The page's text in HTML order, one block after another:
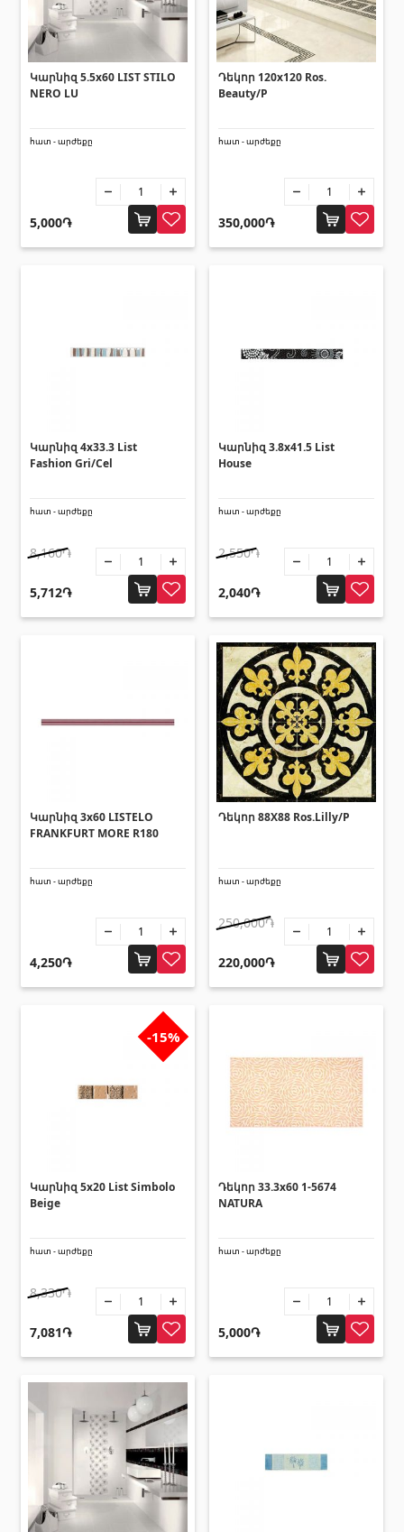
Լողավազանի աստիճաններ(2)
Լողավազանի համակարգեր(14)
Լողավազանի ֆիլտրացիոն համակարգեր(4)
Կլոր մետաղական խողովակներ
Ցինկապատ թիթեղներ
Սալիկների եզրաձողեր
Եզրաձողեր(27)
Պոլիկարբոնատե թերթեր և
Արևապաշտպան ծածկեր(4)
Պոլիկարբոնատե թերթեր(31)
Մուտքի դռներ(1)
Հովհանոցներ և ճոճեր
Այլ տեսականի
Շինարարական նրբատախտակ (ֆաներա) (4)
Կղմինդր՝ կերամիկական
(4)
Փայտամած և կաղապարամած(20)
Բոլորը
Կարնիզ 5.5x60 LIST STILO
NERO LU
հատ - արժեքը
5,000֏
Դեկոր 120x120 Ros.
Beauty/P
հատ - արժեքը
350,000֏
Կարնիզ 4x33.3 List
Fashion Gri/Cel
հատ - արժեքը
8,160֏
5,712֏
Կարնիզ 3.8x41.5 List
House
հատ - արժեքը
2,550֏
2,040֏
Կարնիզ 3x60 LISTELO
FRANKFURT MORE R180
հատ - արժեքը
4,250֏
Դեկոր 88X88 Ros.Lilly/P
հատ - արժեքը
250,000֏
220,000֏
-15%
Կարնիզ 5x20 List Simbolo
Beige
հատ - արժեքը
8,330֏
7,081֏
Դեկոր 33.3x60 1-5674
NATURA
հատ - արժեքը
5,000֏